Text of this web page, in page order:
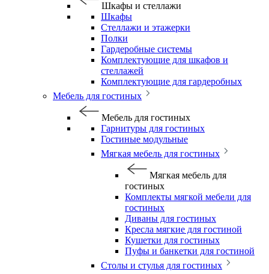
Шкафы и стеллажи
Шкафы
Стеллажи и этажерки
Полки
Гардеробные системы
Комплектующие для шкафов и
стеллажей
Комплектующие для гардеробных
Мебель для гостиных
Мебель для гостиных
Гарнитуры для гостиных
Гостиные модульные
Мягкая мебель для гостиных
Мягкая мебель для
гостиных
Комплекты мягкой мебели для
гостиных
Диваны для гостиных
Кресла мягкие для гостиной
Кушетки для гостиных
Пуфы и банкетки для гостиной
Столы и стулья для гостиных